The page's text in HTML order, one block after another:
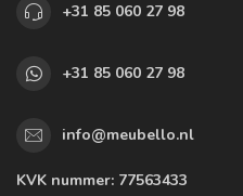
+31 85 060 27 98
+31 85 060 27 98
info@meubello.nl
KVK nummer: 77563433